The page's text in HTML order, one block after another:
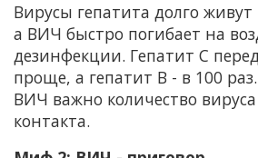
Вирусы гепатита долго
а ВИЧ быстро погибает на
дезинфекции. Гепатит С
проще, а гепатит В - в 100
ВИЧ важно количество
контакта.